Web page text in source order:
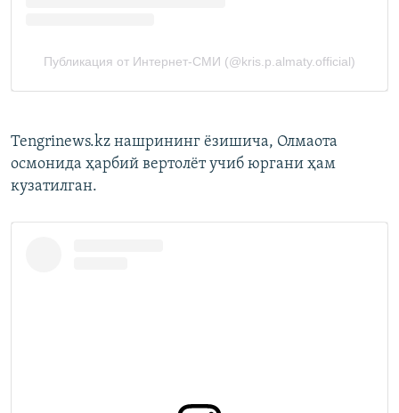
Tengrinews.kz нашрининг ёзишича, Олмаота
осмонида ҳарбий вертолёт учиб юргани ҳам
кузатилган.